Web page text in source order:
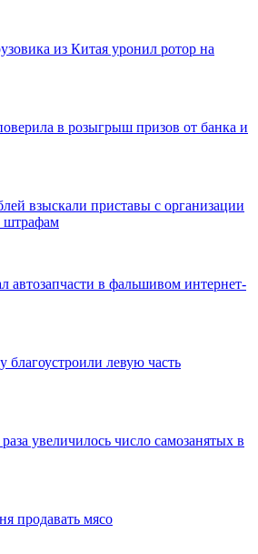
из Китая уронил ротор на
в розыгрыш призов от банка и
взыскали приставы с организации
штрафам
автозапчасти в фальшивом интернет-
левую часть
увеличилось число самозанятых в
продавать мясо